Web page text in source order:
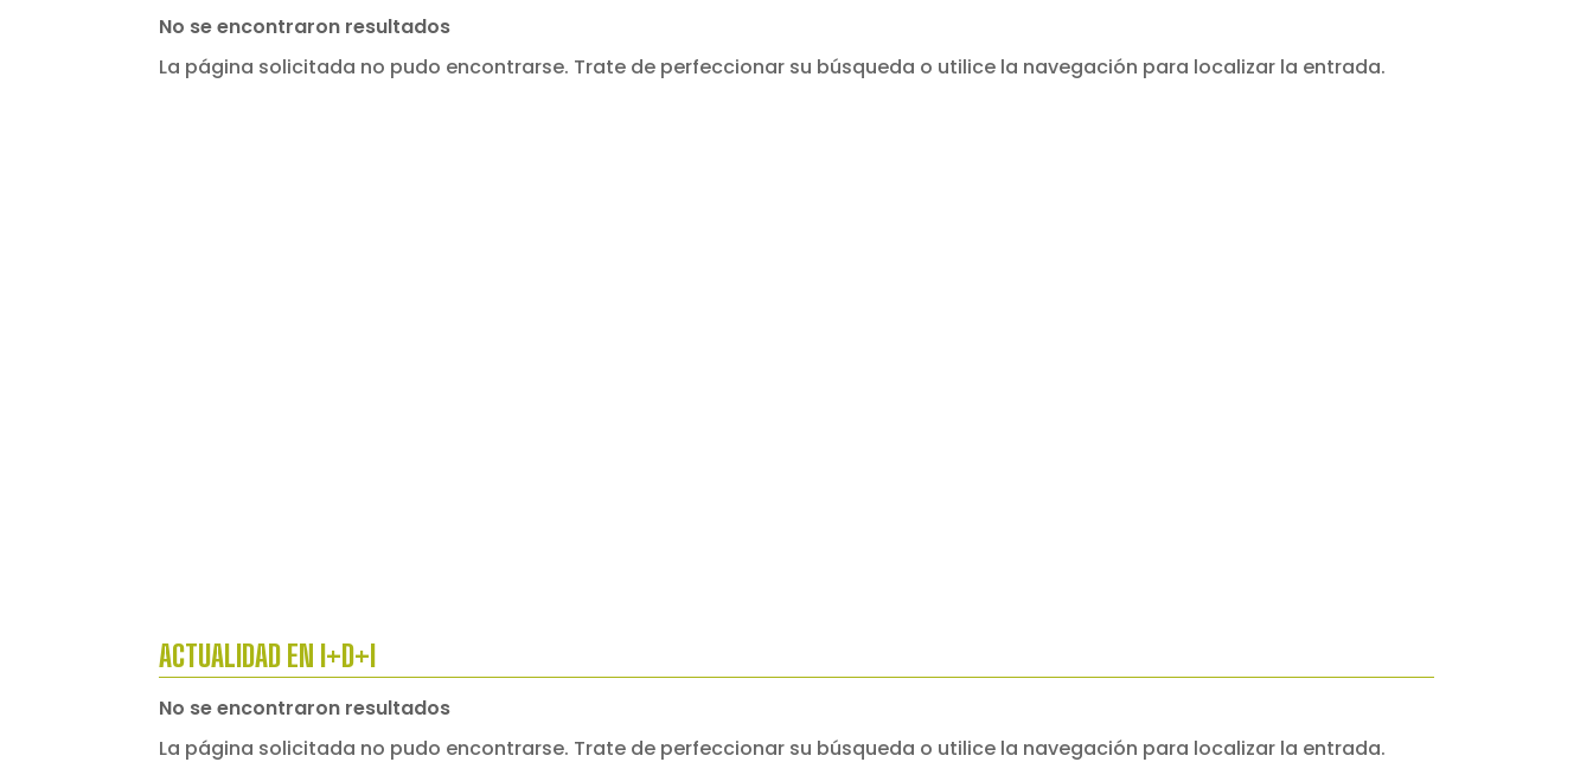
No se encontraron resultados
La página solicitada no pudo encontrarse. Trate de perfeccionar su búsqueda o utilice la navegación para localizar la entrada.
ACTUALIDAD EN I+D+I
No se encontraron resultados
La página solicitada no pudo encontrarse. Trate de perfeccionar su búsqueda o utilice la navegación para localizar la entrada.